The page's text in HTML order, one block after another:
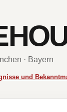
· Bayern
und